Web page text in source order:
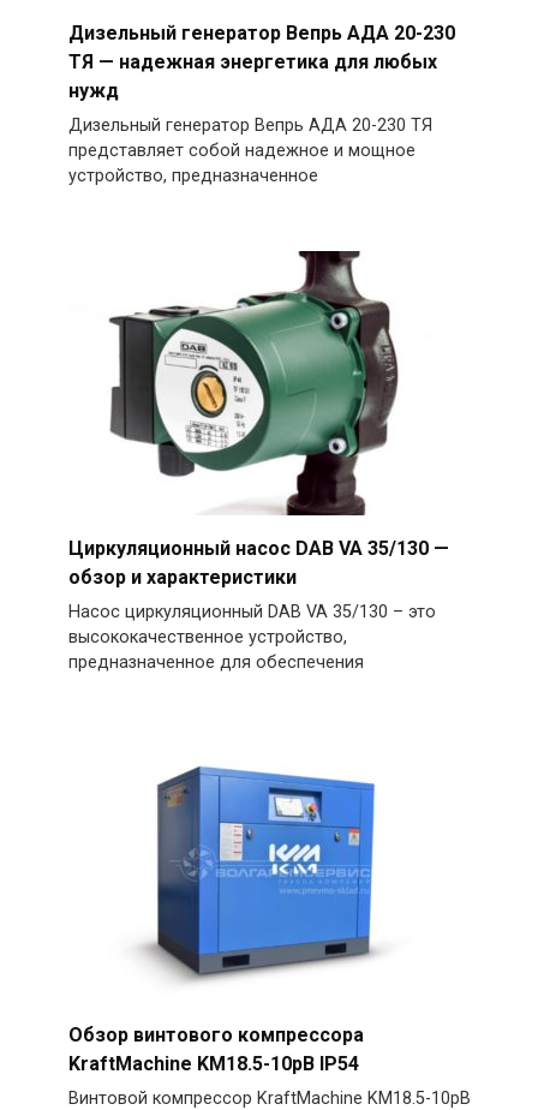
Дизельный генератор Вепрь АДА 20-230
ТЯ — надежная энергетика для любых
нужд
Дизельный генератор Вепрь АДА 20-230 ТЯ
представляет собой надежное и мощное
устройство, предназначенное
Циркуляционный насос DAB VA 35/130 —
обзор и характеристики
Насос циркуляционный DAB VA 35/130 – это
высококачественное устройство,
предназначенное для обеспечения
Обзор винтового компрессора
KraftMachine KM18.5-10рВ IP54
Винтовой компрессор KraftMachine KM18.5-10рВ